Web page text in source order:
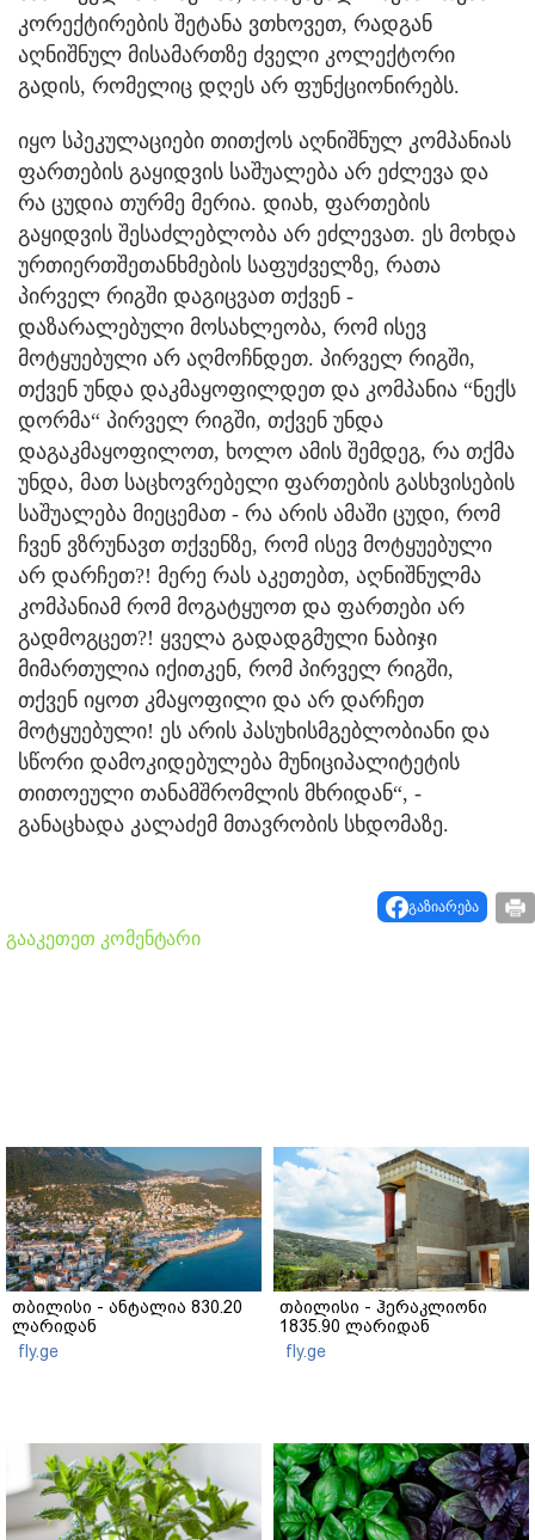
კორექტირების შეტანა ვთხოვეთ, რადგან
აღნიშნულ მისამართზე ძველი კოლექტორი
გადის, რომელიც დღეს არ ფუნქციონირებს.
იყო სპეკულაციები თითქოს აღნიშნულ კომპანიას
ფართების გაყიდვის საშუალება არ ეძლევა და
რა ცუდია თურმე მერია. დიახ, ფართების
გაყიდვის შესაძლებლობა არ ეძლევათ. ეს მოხდა
ურთიერთშეთანხმების საფუძველზე, რათა
პირველ რიგში დაგიცვათ თქვენ -
დაზარალებული მოსახლეობა, რომ ისევ
მოტყუებული არ აღმოჩნდეთ. პირველ რიგში,
თქვენ უნდა დაკმაყოფილდეთ და კომპანია “ნექს
დორმა“ პირველ რიგში, თქვენ უნდა
დაგაკმაყოფილოთ, ხოლო ამის შემდეგ, რა თქმა
უნდა, მათ საცხოვრებელი ფართების გასხვისების
საშუალება მიეცემათ - რა არის ამაში ცუდი, რომ
ჩვენ ვზრუნავთ თქვენზე, რომ ისევ მოტყუებული
არ დარჩეთ?! მერე რას აკეთებთ, აღნიშნულმა
კომპანიამ რომ მოგატყუოთ და ფართები არ
გადმოგცეთ?! ყველა გადადგმული ნაბიჯი
მიმართულია იქითკენ, რომ პირველ რიგში,
თქვენ იყოთ კმაყოფილი და არ დარჩეთ
მოტყუებული! ეს არის პასუხისმგებლობიანი და
სწორი დამოკიდებულება მუნიციპალიტეტის
თითოეული თანამშრომლის მხრიდან“, -
განაცხადა კალაძემ მთავრობის სხდომაზე.
გაზიარება
გააკეთეთ კომენტარი
თბილისი - ანტალია 830.20
ლარიდან
fly.ge
თბილისი - ჰერაკლიონი
1835.90 ლარიდან
fly.ge